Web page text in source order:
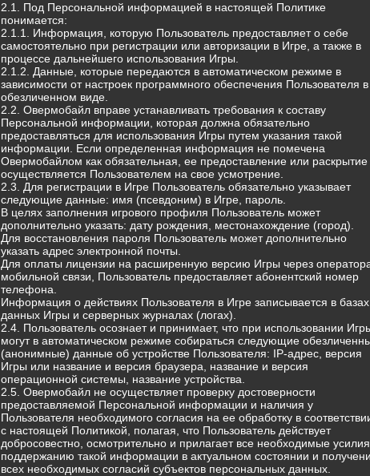
2.1. Под Персональной информацией в настоящей Политике
понимается:
2.1.1. Информация, которую Пользователь предоставляет о себе
самостоятельно при регистрации или авторизации в Игре, а также в
процессе дальнейшего использования Игры.
2.1.2. Данные, которые передаются в автоматическом режиме в
зависимости от настроек программного обеспечения Пользователя в
обезличенном виде.
2.2. Овермобайл вправе устанавливать требования к составу
Персональной информации, которая должна обязательно
предоставляться для использования Игры путем указания такой
информации. Если определенная информация не помечена
Овермобайлом как обязательная, ее предоставление или раскрытие
осуществляется Пользователем на свое усмотрение.
2.3. Для регистрации в Игре Пользователь обязательно указывает
следующие данные: имя (псевдоним) в Игре, пароль.
В целях заполнения игрового профиля Пользователь может
дополнительно указать: дату рождения, местонахождение (город).
Для восстановления пароля Пользователь может дополнительно
указать адрес электронной почты.
Для оплаты лицензии на расширенную версию Игры через
мобильной связи, Пользователь предоставляет абонентский номер
телефона.
Информация о действиях Пользователя в Игре записывается в базах
данных Игры и серверных журналах (логах).
2.4. Пользователь осознает и принимает, что при использовании
могут в автоматическом режиме собираться следующие
(анонимные) данные об устройстве Пользователя: IP-адрес, версия
Игры или название и версия браузера, название и версия
операционной системы, название устройства.
2.5. Овермобайл не осуществляет проверку достоверности
предоставляемой Персональной информации и наличия у
Пользователя необходимого согласия на ее обработку в
с настоящей Политикой, полагая, что Пользователь действует
добросовестно, осмотрительно и прилагает все необходимые
поддержанию такой информации в актуальном состоянии и
всех необходимых согласий субъектов персональных данных.